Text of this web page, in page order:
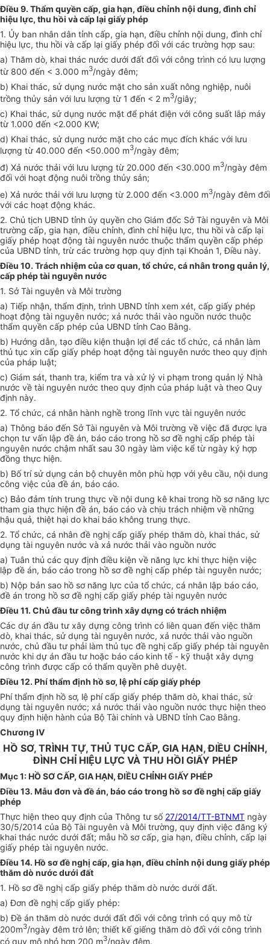
Điều 9. Thẩm quyền cấp, gia hạn, điều chỉnh nội dung, đình chỉ
hiệu lực, thu hồi và cấp lại giấy phép
1. Ủy ban nhân dân tỉnh cấp, gia hạn, điều chỉnh nội dung, đình chỉ
hiệu lực, thu hồi và cấp lại giấy phép đối với các trường hợp sau:
a) Thăm dò, khai thác nước dưới đất đối với công trình có lưu lượng
từ 800 đến < 3.000 m3/ngày đêm;
b) Khai thác, sử dụng nước mặt cho sản xuất nông nghiệp, nuôi
trồng thủy sản với lưu lượng từ 1 đến < 2 m3/giây;
c) Khai thác, sử dụng nước mặt để phát điện với công suất lắp máy
từ 1.000 đến <2.000 KW;
d) Khai thác, sử dụng nước mặt cho các mục đích khác với lưu
lượng từ 40.000 đến <50.000 m3/ngày đêm;
đ) Xả nước thải với lưu lượng từ 20.000 đến <30.000 m3/ngày đêm
đối với hoạt động nuôi trồng thủy sản;
e) Xả nước thải với lưu lượng từ 2.000 đến <3.000 m3/ngày đêm đối
với các hoạt động khác.
2. Chủ tịch UBND tỉnh ủy quyền cho Giám đốc Sở Tài nguyên và Môi
trường cấp, gia hạn, điều chỉnh, đình chỉ hiệu lực, thu hồi và cấp lại
giấy phép hoạt động tài nguyên nước thuộc thẩm quyền cấp phép
của UBND tỉnh, trừ các trường hợp quy định tại Khoản 1, Điều này.
Điều 10. Trách nhiệm của cơ quan, tổ chức, cá nhân trong quản lý,
cấp phép tài nguyên nước
1. Sở Tài nguyên và Môi trường
a) Tiếp nhận, thẩm định, trình UBND tỉnh xem xét, cấp giấy phép
hoạt động tài nguyên nước; xả nước thải vào nguồn nước thuộc
thẩm quyền cấp phép của UBND tỉnh Cao Bằng.
b) Hướng dẫn, tạo điều kiện thuận lợi để các tổ chức, cá nhân làm
thủ tục xin cấp giấy phép hoạt động tài nguyên nước theo quy định
của pháp luật;
c) Giám sát, thanh tra, kiểm tra và xử lý vi phạm trong quản lý Nhà
nước về tài nguyên nước theo quy định của pháp luật và theo Quy
định này.
2. Tổ chức, cá nhân hành nghề trong lĩnh vực tài nguyên nước
a) Thông báo đến Sở Tài nguyên và Môi trường về việc đã được lựa
chọn tư vấn lập đề án, báo cáo trong hồ sơ đề nghị cấp phép tài
nguyên nước chậm nhất sau 30 ngày làm việc kể từ ngày ký hợp
đồng thực hiện.
b) Bố trí sử dụng cán bộ chuyên môn phù hợp với yêu cầu, nội dung
công việc của đề án, báo cáo.
c) Bảo đảm tính trung thực về nội dung kê khai trong hồ sơ năng lực
tham gia thực hiện đề án, báo cáo và chịu trách nhiệm về những
hậu quả, thiệt hại do khai báo không trung thực.
2. Tổ chức, cá nhân đề nghị cấp giấy phép thăm dò, khai thác, sử
dụng tài nguyên nước và xả nước thải vào nguồn nước
a) Tuân thủ các quy định điều kiện về năng lực khi thực hiện việc
lập đề án, báo cáo trong hồ sơ đề nghị cấp phép tài nguyên nước;
b) Nộp bản sao hồ sơ năng lực của tổ chức, cá nhân lập báo cáo,
đề án trong hồ sơ đề nghị cấp giấy phép tài nguyên nước
Điều 11. Chủ đầu tư công trình xây dựng có trách nhiệm
Các dự án đầu tư xây dựng công trình có liên quan đến việc thăm
dò, khai thác, sử dụng tài nguyên nước, xả nước thải vào nguồn
nước, chủ đầu tư phải làm thủ tục đề nghị cấp giấy phép tài nguyên
nước khi dự án đầu tư hoặc báo cáo kinh tế - kỹ thuật xây dựng
công trình được cấp có thẩm quyền phê duyệt.
Điều 12. Phí thẩm định hồ sơ, lệ phí cấp giấy phép
Phí thẩm định hồ sơ, lệ phí cấp giấy phép thăm dò, khai thác, sử
dụng tài nguyên nước; xả nước thải vào nguồn nước thực hiện theo
quy định hiện hành của Bộ Tài chính và UBND tỉnh Cao Bằng.
Chương IV
HỒ SƠ, TRÌNH TỰ, THỦ TỤC CẤP, GIA HẠN, ĐIỀU CHỈNH,
ĐÌNH CHỈ HIỆU LỰC VÀ THU HỒI GIẤY PHÉP
Mục 1: HỒ SƠ CẤP, GIA HẠN, ĐIỀU CHỈNH GIẤY PHÉP
Điều 13. Mẫu đơn và đề án, báo cáo trong hồ sơ đề nghị cấp giấy
phép
Thực hiện theo quy định của Thông tư số 27/2014/TT-BTNMT ngày
30/5/2014 của Bộ Tài nguyên và Môi trường, quy định việc đăng ký
khai thác nước dưới đất; mẫu hồ sơ cấp, gia hạn, điều chỉnh, cấp lại
giấy phép tài nguyên nước.
Điều 14. Hồ sơ đề nghị cấp, gia hạn, điều chỉnh nội dung giấy phép
thăm dò nước dưới đất
1. Hồ sơ đề nghị cấp giấy phép thăm dò nước dưới đất.
a) Đơn đề nghị cấp giấy phép:
b) Đề án thăm dò nước dưới đất đối với công trình có quy mô từ
200m3/ngày đêm trở lên; thiết kế giếng thăm dò đối với công trình
có quy mô nhỏ hơn 200 m3/ngày đêm.